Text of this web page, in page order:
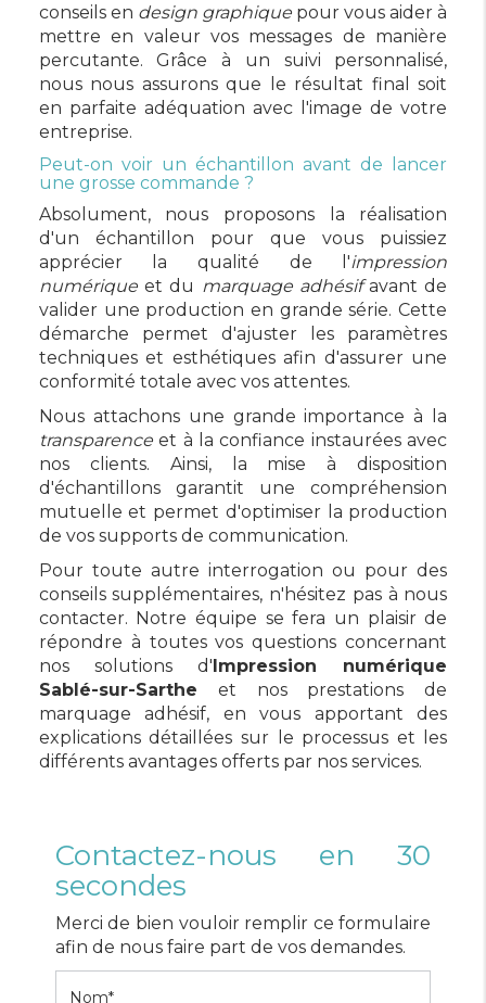
conseils en design graphique pour vous aider à
mettre en valeur vos messages de manière
percutante. Grâce à un suivi personnalisé,
nous nous assurons que le résultat final soit
en parfaite adéquation avec l'image de votre
entreprise.
Peut-on voir un échantillon avant de lancer
une grosse commande ?
Absolument, nous proposons la réalisation
d'un échantillon pour que vous puissiez
apprécier la qualité de l'impression
numériqueet du marquage adhésifavant de
valider une production en grande série. Cette
démarche permet d'ajuster les paramètres
techniques et esthétiques afin d'assurer une
conformité totale avec vos attentes.
Nous attachons une grande importance à la
transparenceet à la confiance instaurées avec
nos clients. Ainsi, la mise à disposition
d'échantillons garantit une compréhension
mutuelle et permet d'optimiser la production
de vos supports de communication.
Pour toute autre interrogation ou pour des
conseils supplémentaires, n'hésitez pas à nous
contacter. Notre équipe se fera un plaisir de
répondre à toutes vos questions concernant
nos solutions d'Impression numérique
Sablé-sur-Sarthe et nos prestations de
marquage adhésif, en vous apportant des
explications détaillées sur le processus et les
différents avantages offerts par nos services.
Contactez-nous en 30
secondes
Merci de bien vouloir remplir ce formulaire
afin de nous faire part de vos demandes.